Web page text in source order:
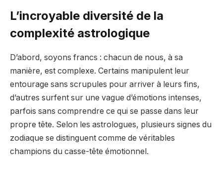
L’incroyable diversité de la
complexité astrologique
D’abord, soyons francs : chacun de nous, à sa
manière, est complexe. Certains manipulent leur
entourage sans scrupules pour arriver à leurs fins,
d’autres surfent sur une vague d’émotions intenses,
parfois sans comprendre ce qui se passe dans leur
propre tête. Selon les astrologues, plusieurs signes du
zodiaque se distinguent comme de véritables
champions du casse-tête émotionnel.